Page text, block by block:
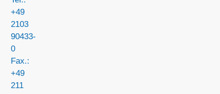
+49
2103
90433-
0
Fax.:
+49
211